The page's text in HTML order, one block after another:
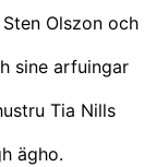
Olszon och
sine arfuingar
Tia Nills
ägho.